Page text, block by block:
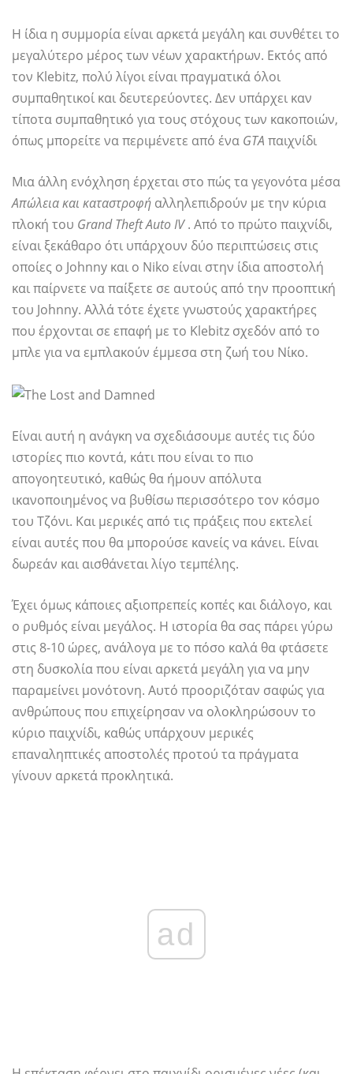
Η ίδια η συμμορία είναι αρκετά μεγάλη και συνθέτει το
μεγαλύτερο μέρος των νέων χαρακτήρων. Εκτός από
τον Klebitz, πολύ λίγοι είναι πραγματικά όλοι
συμπαθητικοί και δευτερεύοντες. Δεν υπάρχει καν
τίποτα συμπαθητικό για τους στόχους των κακοποιών,
όπως μπορείτε να περιμένετε από ένα GTA παιχνίδι
Μια άλλη ενόχληση έρχεται στο πώς τα γεγονότα μέσα
Απώλεια και καταστροφή αλληλεπιδρούν με την κύρια
πλοκή του Grand Theft Auto IV. Από το πρώτο παιχνίδι,
είναι ξεκάθαρο ότι υπάρχουν δύο περιπτώσεις στις
οποίες ο Johnny και ο Niko είναι στην ίδια αποστολή
και παίρνετε να παίξετε σε αυτούς από την προοπτική
του Johnny. Αλλά τότε έχετε γνωστούς χαρακτήρες
που έρχονται σε επαφή με το Klebitz σχεδόν από το
μπλε για να εμπλακούν έμμεσα στη ζωή του Νίκο.
Είναι αυτή η ανάγκη να σχεδιάσουμε αυτές τις δύο
ιστορίες πιο κοντά, κάτι που είναι το πιο
απογοητευτικό, καθώς θα ήμουν απόλυτα
ικανοποιημένος να βυθίσω περισσότερο τον κόσμο
του Τζόνι. Και μερικές από τις πράξεις που εκτελεί
είναι αυτές που θα μπορούσε κανείς να κάνει. Είναι
δωρεάν και αισθάνεται λίγο τεμπέλης.
Έχει όμως κάποιες αξιοπρεπείς κοπές και διάλογο, και
ο ρυθμός είναι μεγάλος. Η ιστορία θα σας πάρει γύρω
στις 8-10 ώρες, ανάλογα με το πόσο καλά θα φτάσετε
στη δυσκολία που είναι αρκετά μεγάλη για να μην
παραμείνει μονότονη. Αυτό προοριζόταν σαφώς για
ανθρώπους που επιχείρησαν να ολοκληρώσουν το
κύριο παιχνίδι, καθώς υπάρχουν μερικές
επαναληπτικές αποστολές προτού τα πράγματα
γίνουν αρκετά προκλητικά.
ad